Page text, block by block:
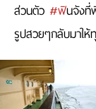
ส่วนตัว #ฟนจังที่
รูปสวยๆกลับมาให้